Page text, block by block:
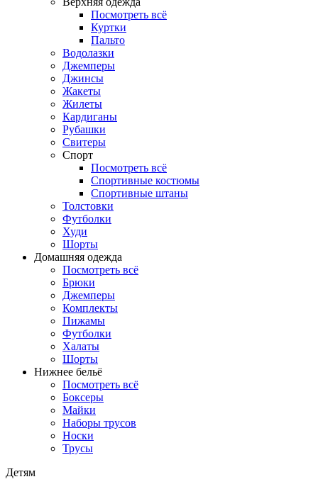
Посмотреть всё
Куртки
Пальто
Водолазки
Джемперы
Джинсы
Жакеты
Жилеты
Кардиганы
Рубашки
Свитеры
Спорт
Посмотреть всё
Спортивные костюмы
Спортивные штаны
Толстовки
Футболки
Худи
Шорты
Домашняя одежда
Посмотреть всё
Брюки
Джемперы
Комплекты
Пижамы
Футболки
Халаты
Шорты
Нижнее бельё
Посмотреть всё
Боксеры
Майки
Наборы трусов
Носки
Трусы
Детям